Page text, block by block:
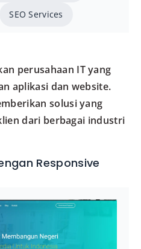
SEO Services
perusahaan IT yang
aplikasi dan website.
solusi yang
dari berbagai industri
Responsive